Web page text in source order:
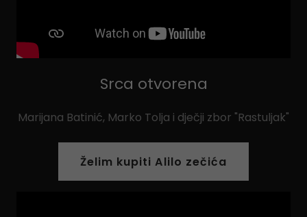
Srca otvorena
Marijana Batinić, Marko Tolja i dječji zbor "Rastuljak"
Želim kupiti Alilo zečića